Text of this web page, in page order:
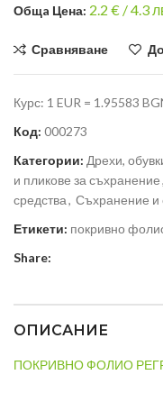
Общa Цена: 2.2 € /4.3
Сравняване
Курс: 1 EUR = 1.95583
Код: 000273
Категории: Дрехи,
и пликове за съхранение,
средства, Съхранение и
Етикети: покривно
Share:
ОПИСАНИЕ
ПОКРИВНО ФОЛИО